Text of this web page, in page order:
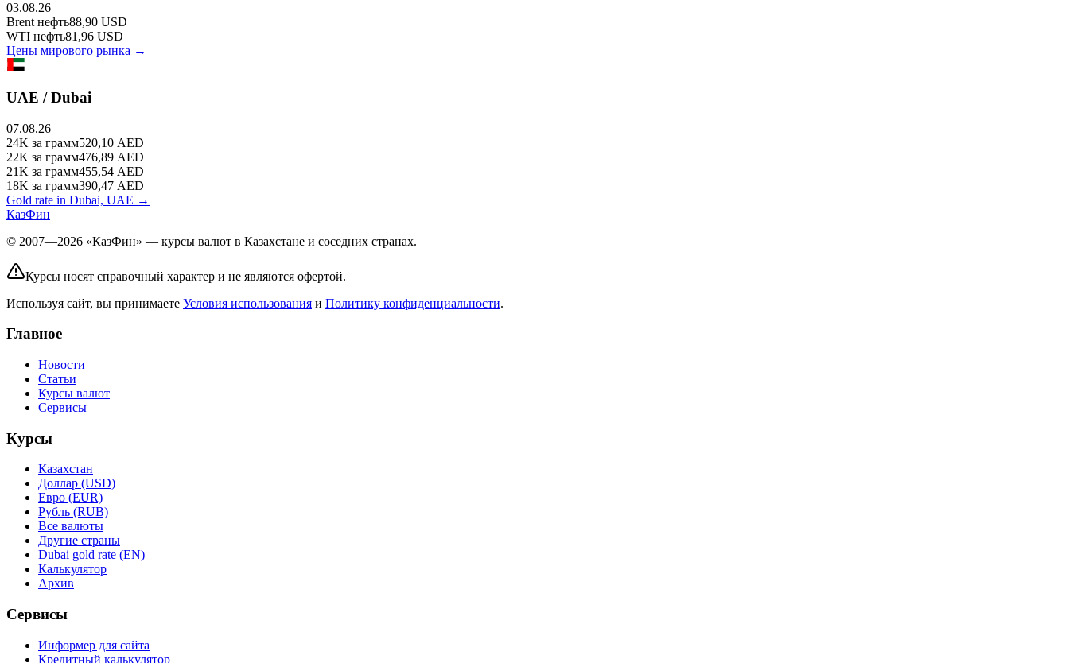
03.08.26
Brent нефть88,90 USD
WTI нефть81,96 USD
Цены мирового рынка →
UAE / Dubai
07.08.26
24K за грамм520,10 AED
22K за грамм476,89 AED
21K за грамм455,54 AED
18K за грамм390,47 AED
Gold rate in Dubai, UAE →
КазФин
© 2007—2026 «КазФин» — курсы валют в Казахстане и соседних странах.
Курсы носят справочный характер и не являются офертой.
Используя сайт, вы принимаете Условия использования и Политику конфиденциальности.
Главное
Новости
Статьи
Курсы валют
Сервисы
Курсы
Казахстан
Доллар (USD)
Евро (EUR)
Рубль (RUB)
Все валюты
Другие страны
Dubai gold rate (EN)
Калькулятор
Архив
Сервисы
Информер для сайта
Кредитный калькулятор